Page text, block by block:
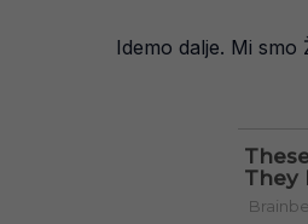
Idemo dalje. Mi smo